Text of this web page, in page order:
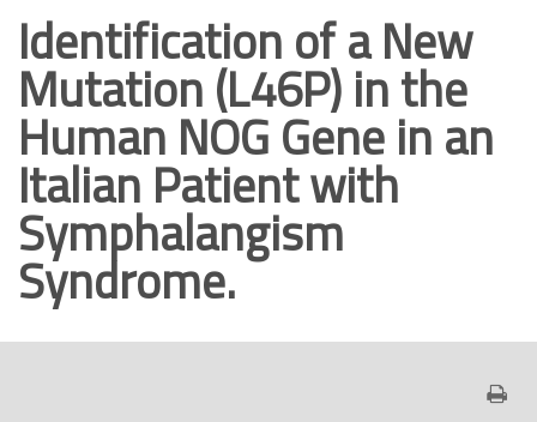
p
Identification of a New
Mutation (L46P) in the
Human NOG Gene in an
Italian Patient with
Symphalangism
Syndrome.